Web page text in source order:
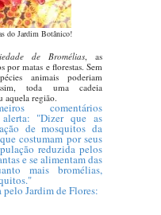
do Jardim Botânico!
de Bromélias, as
por matas e florestas. Sem
animais poderiam
toda uma cadeia
aquela região.
comentários
"Dizer que as
de mosquitos da
costumam por seus
reduzida pelos
e se alimentam das
mais bromélias,
Jardim de Flores: